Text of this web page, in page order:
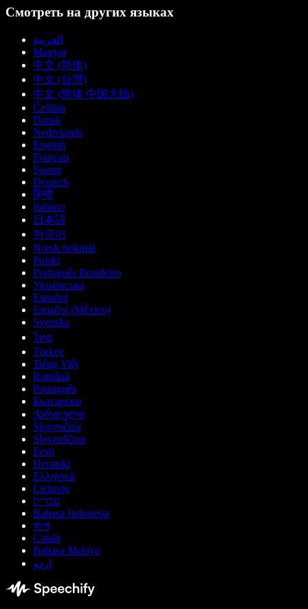
Смотреть на других языках
العربية
Magyar
中文 (简体)
中文 (台灣)
中文 (简体 中国大陆)
Čeština
Dansk
Nederlands
English
Français
Suomi
Deutsch
हिन्दी
Italiano
日本語
한국어
Norsk bokmål
Polski
Português Brasileiro
Українська
Español
Español (México)
Svenska
ไทย
Türkçe
Tiếng Việt
Română
Português
Български
ქართული
Slovenčina
Slovenščina
Eesti
Hrvatski
Ελληνικά
Lietuvių
עברית
Bahasa Indonesia
বাংলা
Català
Bahasa Melayu
اردو